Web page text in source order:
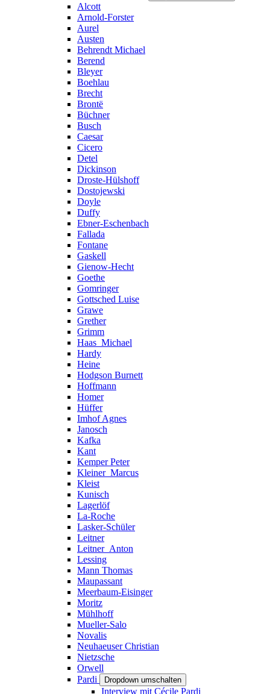
Alcott
Arnold-Forster
Aurel
Austen
Behrendt Michael
Berend
Bleyer
Boehlau
Brecht
Brontë
Büchner
Busch
Caesar
Cicero
Detel
Dickinson
Droste-Hülshoff
Dostojewski
Doyle
Duffy
Ebner-Eschenbach
Fallada
Fontane
Gaskell
Gienow-Hecht
Goethe
Gomringer
Gottsched Luise
Grawe
Grether
Grimm
Haas_Michael
Hardy
Heine
Hodgson Burnett
Hoffmann
Homer
Hüffer
Imhof Agnes
Janosch
Kafka
Kant
Kemper Peter
Kleiner_Marcus
Kleist
Kunisch
Lagerlöf
La-Roche
Lasker-Schüler
Leitner
Leitner_Anton
Lessing
Mann Thomas
Maupassant
Meerbaum-Eisinger
Moritz
Mühlhoff
Mueller-Salo
Novalis
Neuhaeuser Christian
Nietzsche
Orwell
Pardi
Dropdown umschalten
Interview mit Cécile Pardi